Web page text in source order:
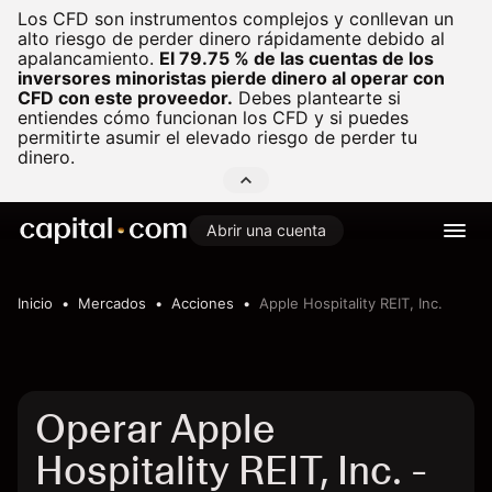
Los CFD son instrumentos complejos y conllevan un
alto riesgo de perder dinero rápidamente debido al
apalancamiento. El 79.75 % de las cuentas de los
inversores minoristas pierde dinero al operar con
CFD con este proveedor. Debes plantearte si
entiendes cómo funcionan los CFD y si puedes
permitirte asumir el elevado riesgo de perder tu
dinero.
Abrir una cuenta
Inicio Mercados Acciones Apple Hospitality REIT, Inc.
Operar Apple
Hospitality REIT, Inc. -